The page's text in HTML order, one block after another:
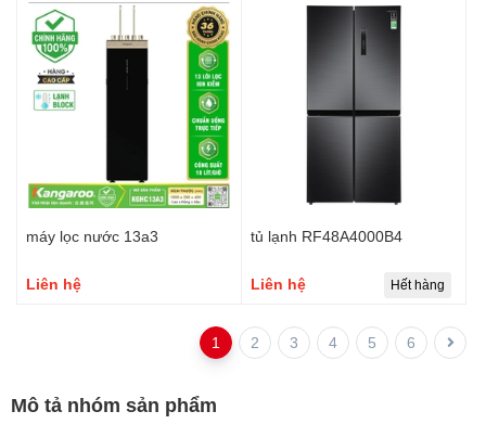
máy lọc nước 13a3
Liên hệ
tủ lạnh RF48A4000B4
Liên hệ Hết hàng
1 2 3 4 5 6
Mô tả nhóm sản phẩm